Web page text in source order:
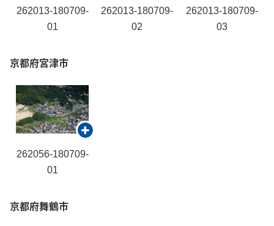
262013-180709-
01
262013-180709-
02
262013-180709-
03
京都府宮津市
262056-180709-
01
京都府舞鶴市